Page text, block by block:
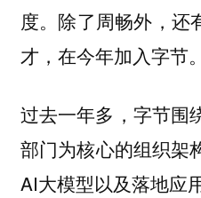
度。除了周畅外，还
才，在今年加入字节。
过去一年多，字节围
部门为核心的组织架
AI大模型以及落地应